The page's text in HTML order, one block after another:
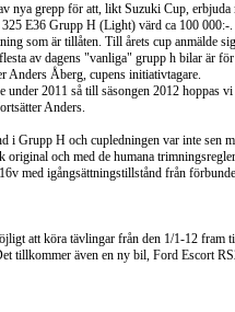
nya grepp för att, likt Suzuki Cup,
E36 Grupp H (Light) värd ca 100
som är tillåten. Till årets cup anmälde
av dagens "vanliga" grupp h bilar är
Anders Åberg, cupens initiativtagare.
2011 så till säsongen 2012 hoppas
Anders.
i Grupp H och cupledningen var inte sen
original och med de humana
med igångsättningstillstånd från
att köra tävlingar från den 1/1-12
tillkommer även en ny bil, Ford Escort